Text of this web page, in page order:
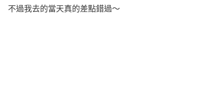
不過我去的當天真的差點錯過～